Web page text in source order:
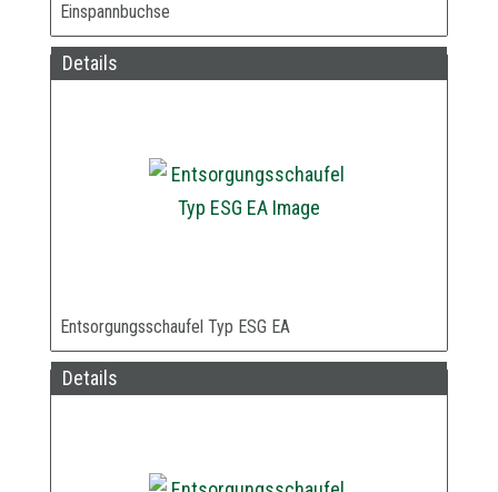
Einspannbuchse
Details
Entsorgungsschaufel Typ ESG EA
Details